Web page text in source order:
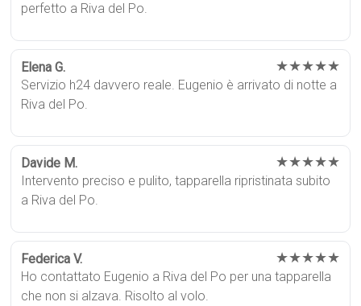
perfetto a Riva del Po.
Elena G. ★★★★★
Servizio h24 davvero reale. Eugenio è arrivato di notte a
Riva del Po.
Davide M. ★★★★★
Intervento preciso e pulito, tapparella ripristinata subito
a Riva del Po.
Federica V. ★★★★★
Ho contattato Eugenio a Riva del Po per una tapparella
che non si alzava. Risolto al volo.